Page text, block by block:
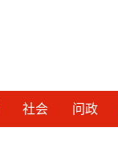
社会 问政